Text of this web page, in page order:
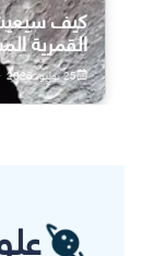
كيف
القمرية
25 يوليو، 2026